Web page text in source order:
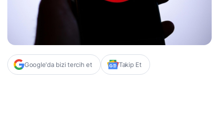
Google'da bizi tercih et Takip Et